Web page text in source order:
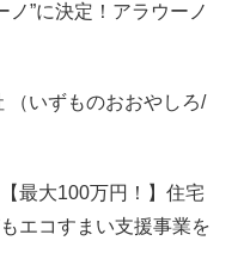
ノ”に決定！アラウーノ
（いずものおおやしろ/
最大100万円！】住宅
エコすまい支援事業を